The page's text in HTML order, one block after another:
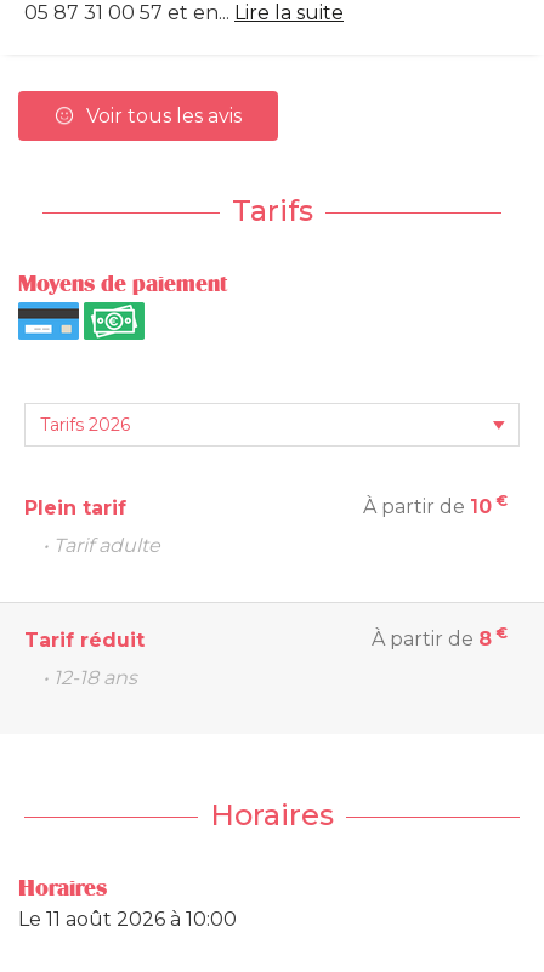
05 87 31 00 57 et en... Lire la suite
Voir tous les avis
Tarifs
Moyens de paiement
Plein tarif À partir de 10 €
• Tarif adulte
Tarif réduit À partir de 8 €
• 12-18 ans
Horaires
Horaires
Le 11 août 2026 à 10:00